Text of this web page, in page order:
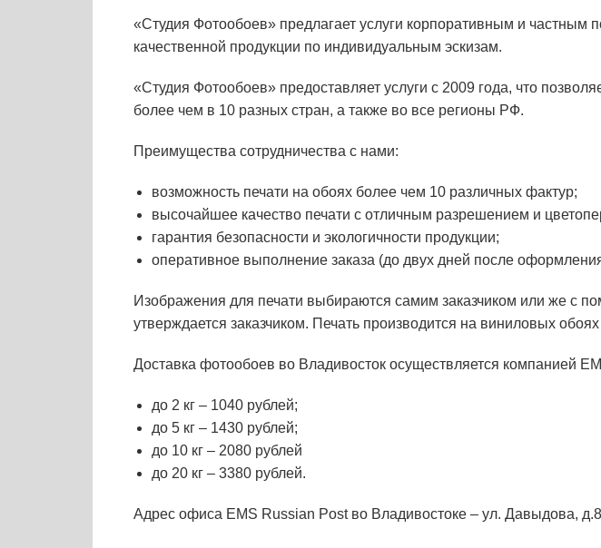
«Студия Фотообоев» предлагает услуги корпоративным и
качественной продукции по индивидуальным эскизам.
«Студия Фотообоев» предоставляет услуги с 2009 года, что
более чем в 10 разных стран, а также во все регионы РФ.
Преимущества сотрудничества с нами:
возможность печати на обоях более чем 10 различных фактур;
высочайшее качество печати с отличным разрешением и
гарантия безопасности и экологичности продукции;
оперативное выполнение заказа (до двух дней после
Изображения для печати выбираются самим заказчиком или же с
утверждается заказчиком. Печать производится на виниловых
Доставка фотообоев во Владивосток осуществляется компанией
до 2 кг – 1040 рублей;
до 5 кг – 1430 рублей;
до 10 кг – 2080 рублей
до 20 кг – 3380 рублей.
Адрес офиса EMS Russian Post во Владивостоке – ул. Давыдова,